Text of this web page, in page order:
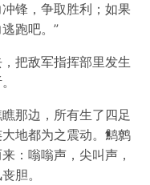
锋，争取胜利；如果
跑吧。”
把敌军指挥部里发生
那边，所有生了四足
地都为之震动。鹪鹩
：嗡嗡声，尖叫声，
胆。